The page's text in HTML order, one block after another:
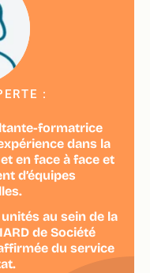
:
formatrice
dans la
en face à face et
d’équipes
au sein de la
de Société
du service